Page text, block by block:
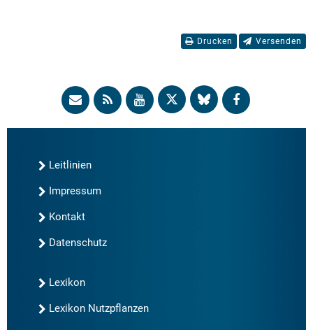
Drucken Versenden
Leitlinien
Impressum
Kontakt
Datenschutz
Lexikon
Lexikon Nutzpflanzen